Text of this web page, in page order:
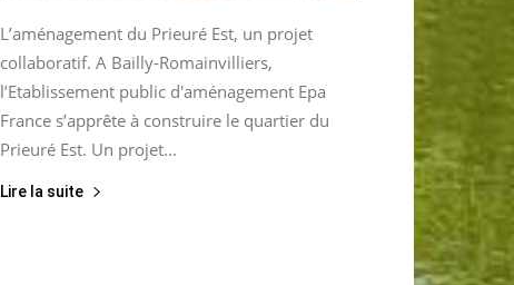
L’aménagement du Prieuré Est, un projet
collaboratif. A Bailly-Romainvilliers,
l’Etablissement public d'aménagement Epa
France s’apprête à construire le quartier du
Prieuré Est. Un projet...
Lire la suite